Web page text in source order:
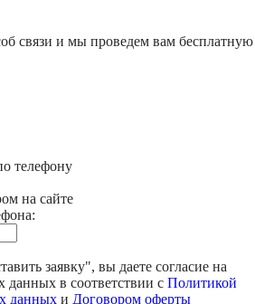
связи и мы проведем вам бесплатную
телефону
на сайте
заявку", вы даете согласие на
данных в соответствии с Политикой
данных и Договором оферты